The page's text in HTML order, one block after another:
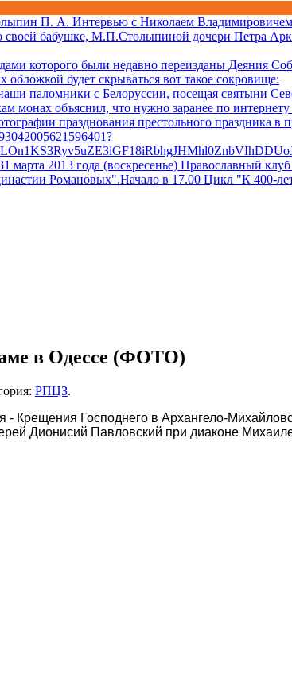
П. А. Интервью с Николаем
своей бабушке, М.П.Столыпиной дочери Петра
которого были недавно переизданы Деяния
будет скрываться вот такое сокровище:
паломники с Белоруссии, посещая святыни
объяснил, что нужно заранее по
празднования престольного праздника
марта 2013 года (воскресенье) Православный
Романовых".Начало в 17.00 Цикл "К 400-
в Одессе (ФОТО)
РПЦЗ.
- Крещения Господнего в Архангело-
Дионисий Павловский при диаконе